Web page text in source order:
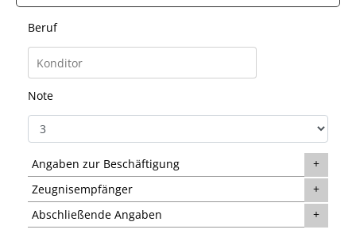
Beruf
Note
Angaben zur Beschäftigung
Zeugnisempfänger
Abschließende Angaben